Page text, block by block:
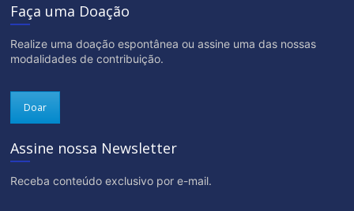
Faça uma Doação
Realize uma doação espontânea ou assine uma das nossas
modalidades de contribuição.
Doar
Assine nossa Newsletter
Receba conteúdo exclusivo por e-mail.